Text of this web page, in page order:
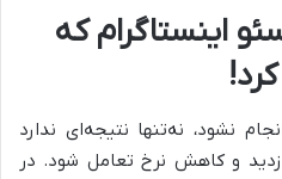
اینستاگرام که
نشود، نه‌تنها نتیجه‌ای ندارد
و کاهش نرخ تعامل شود. در